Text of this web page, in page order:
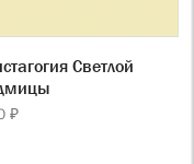
Светлой
₽